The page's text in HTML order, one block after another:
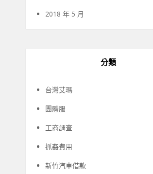
2018 年 5 月
分類
台灣艾瑪
團體服
工商調查
抓姦費用
新竹汽車借款